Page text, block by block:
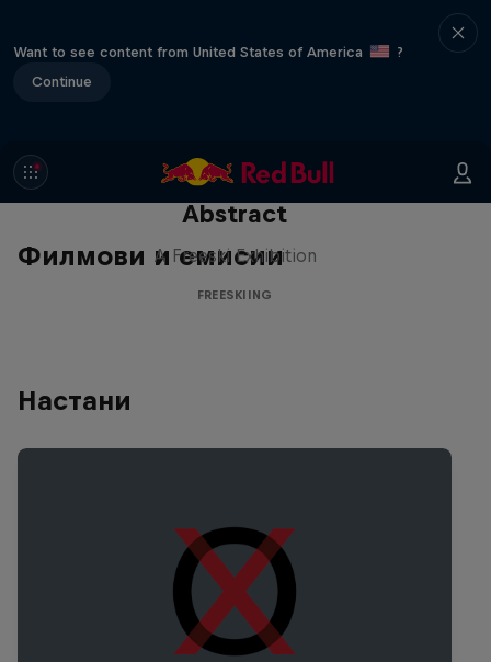
Want to see content from United States of America
?
Continue
Филмови и емисии
Abstract
A Freeski Exhibition
FREESKIING
Настани